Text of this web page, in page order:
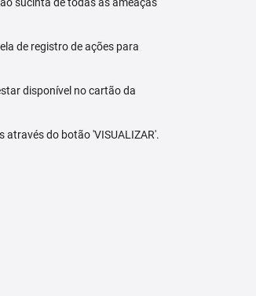
de registro de ações para
disponível no cartão da
do botão 'VISUALIZAR'.